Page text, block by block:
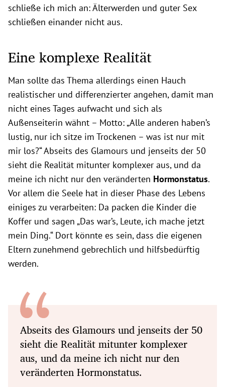
schließe ich mich an: Älterwerden und guter Sex
schließen einander nicht aus.
Eine komplexe Realität
Man sollte das Thema allerdings einen Hauch
realistischer und differenzierter angehen, damit man
nicht eines Tages aufwacht und sich als
Außenseiterin wähnt – Motto: „Alle anderen haben’s
lustig, nur ich sitze im Trockenen – was ist nur mit
mir los?“ Abseits des Glamours und jenseits der 50
sieht die Realität mitunter komplexer aus, und da
meine ich nicht nur den veränderten Hormonstatus.
Vor allem die Seele hat in dieser Phase des Lebens
einiges zu verarbeiten: Da packen die Kinder die
Koffer und sagen „Das war’s, Leute, ich mache jetzt
mein Ding.“ Dort könnte es sein, dass die eigenen
Eltern zunehmend gebrechlich und hilfsbedürftig
werden.
Abseits des Glamours und jenseits der 50
sieht die Realität mitunter komplexer
aus, und da meine ich nicht nur den
veränderten Hormonstatus.